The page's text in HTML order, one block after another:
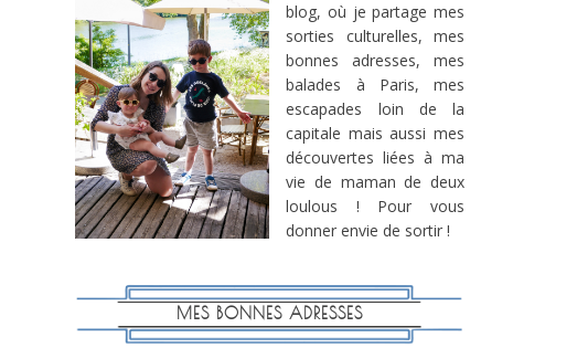
blog, où je partage mes
sorties culturelles, mes
bonnes adresses, mes
balades à Paris, mes
escapades loin de la
capitale mais aussi mes
découvertes liées à ma
vie de maman de deux
loulous ! Pour vous
donner envie de sortir !
MES BONNES ADRESSES